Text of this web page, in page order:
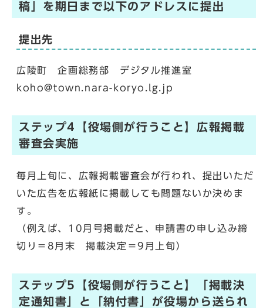
稿」を期日まで以下のアドレスに提出
提出先
広陵町 企画総務部 デジタル推進室
koho@town.nara-koryo.lg.jp
ステップ4【役場側が行うこと】広報掲載
審査会実施
毎月上旬に、広報掲載審査会が行われ、提出いただ
いた広告を広報紙に掲載しても問題ないか決めま
す。
（例えば、10月号掲載だと、申請書の申し込み締
切り＝8月末 掲載決定＝9月上旬）
ステップ5【役場側が行うこと】「掲載決
定通知書」と「納付書」が役場から送られ